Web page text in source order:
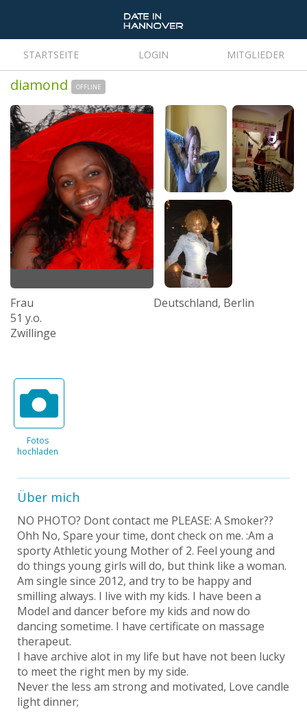
STARTSEITE LOGIN MITGLIEDER
diamond OFFLINE
Frau
51 y.o.
Zwillinge
Deutschland, Berlin
Fotos
hochladen
Über mich
NO PHOTO? Dont contact me PLEASE: A Smoker??
Ohh No, Spare your time, dont check on me. :Am a
sporty Athletic young Mother of 2. Feel young and
do things young girls will do, but think like a woman.
Am single since 2012, and try to be happy and
smilling always. I live with my kids. I have been a
Model and dancer before my kids and now do
dancing sometime. I have certificate on massage
therapeut.
I have archive alot in my life but have not been lucky
to meet the right men by my side.
Never the less am strong and motivated, Love candle
light dinner;